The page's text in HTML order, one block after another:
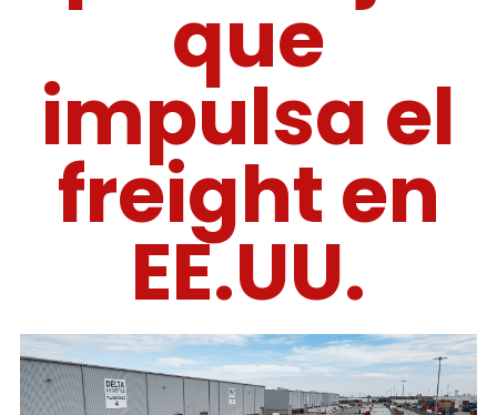
que
impulsa el
freight en
EE.UU.